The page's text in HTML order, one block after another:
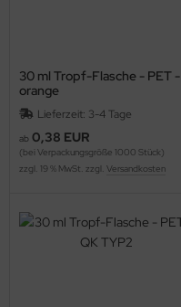
30 ml Tropf-Flasche - PET -
orange
Lieferzeit: 3-4 Tage
ab 0,38 EUR
(bei Verpackungsgröße 1000 Stück)
zzgl. 19 % MwSt. zzgl. Versandkosten